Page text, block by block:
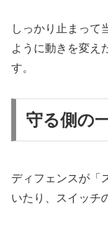
しっかり止まって
ように動きを変え
す。
守る側の
ディフェンスが「
いたり、スイッチ